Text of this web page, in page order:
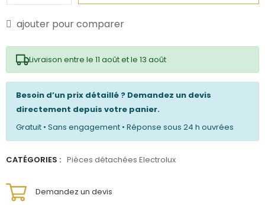
ajouter pour comparer
Livraison entre le 11 août et le 13 août
Besoin d’un prix détaillé ? Demandez un devis
directement depuis votre panier.
Gratuit • Sans engagement • Réponse sous 24 h ouvrées
CATÉGORIES : Pièces détachées Electrolux
Demandez un devis